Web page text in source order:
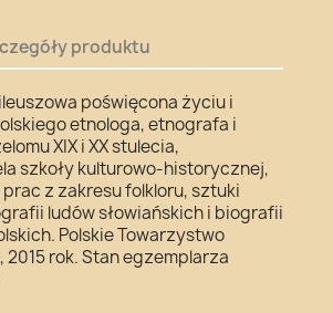
produktu
poświęcona życiu i
etnologa, etnografa i
XIX i XX stulecia,
szkoły kulturowo-historycznej,
z zakresu folkloru, sztuki
ludów słowiańskich i biografii
Polskie Towarzystwo
rok. Stan egzemplarza